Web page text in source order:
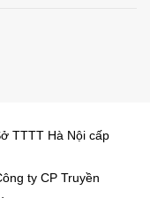
TTTT Hà Nội cấp
ty CP Truyền